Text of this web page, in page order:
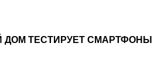
ТЕСТИРУЕТ СМАРТФОНЫ